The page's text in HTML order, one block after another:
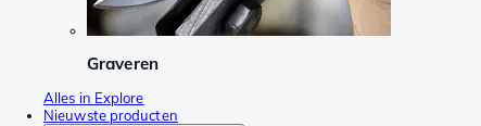
Graveren
Alles in Explore
Nieuwste producten